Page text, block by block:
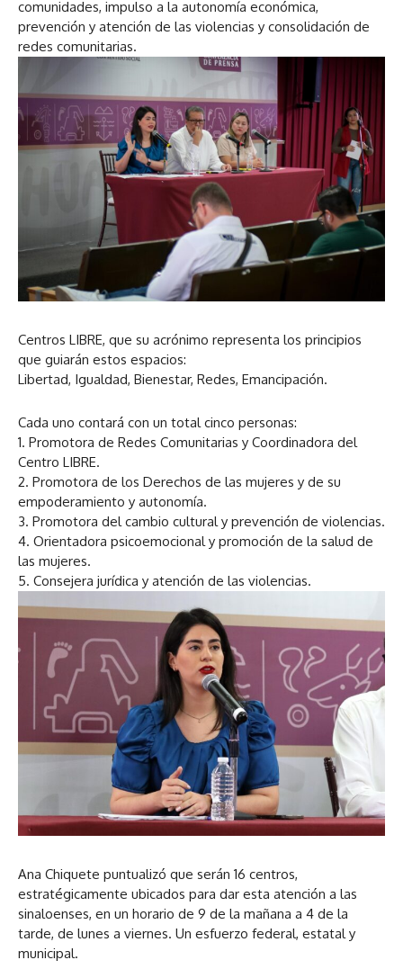
comunidades, impulso a la autonomía económica,
prevención y atención de las violencias y consolidación de
redes comunitarias.
Centros LIBRE, que su acrónimo representa los principios
que guiarán estos espacios:
Libertad, Igualdad, Bienestar, Redes, Emancipación.
Cada uno contará con un total cinco personas:
1. Promotora de Redes Comunitarias y Coordinadora del
Centro LIBRE.
2. Promotora de los Derechos de las mujeres y de su
empoderamiento y autonomía.
3. Promotora del cambio cultural y prevención de violencias.
4. Orientadora psicoemocional y promoción de la salud de
las mujeres.
5. Consejera jurídica y atención de las violencias.
Ana Chiquete puntualizó que serán 16 centros,
estratégicamente ubicados para dar esta atención a las
sinaloenses, en un horario de 9 de la mañana a 4 de la
tarde, de lunes a viernes. Un esfuerzo federal, estatal y
municipal.